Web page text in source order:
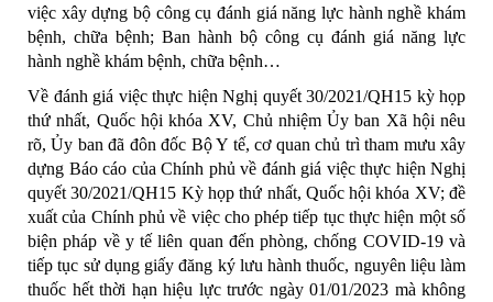
việc xây dựng bộ công cụ đánh giá năng lực hành nghề khám
bệnh, chữa bệnh; Ban hành bộ công cụ đánh giá năng lực
hành nghề khám bệnh, chữa bệnh…
Về đánh giá việc thực hiện Nghị quyết 30/2021/QH15 kỳ họp
thứ nhất, Quốc hội khóa XV, Chủ nhiệm Ủy ban Xã hội nêu
rõ, Ủy ban đã đôn đốc Bộ Y tế, cơ quan chủ trì tham mưu xây
dựng Báo cáo của Chính phủ về đánh giá việc thực hiện Nghị
quyết 30/2021/QH15 Kỳ họp thứ nhất, Quốc hội khóa XV; đề
xuất của Chính phủ về việc cho phép tiếp tục thực hiện một số
biện pháp về y tế liên quan đến phòng, chống COVID-19 và
tiếp tục sử dụng giấy đăng ký lưu hành thuốc, nguyên liệu làm
thuốc hết thời hạn hiệu lực trước ngày 01/01/2023 mà không